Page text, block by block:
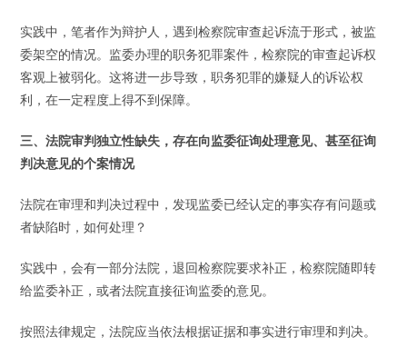
实践中，笔者作为辩护人，遇到检察院审查起诉流于形式，被监
委架空的情况。监委办理的职务犯罪案件，检察院的审查起诉权
客观上被弱化。这将进一步导致，职务犯罪的嫌疑人的诉讼权
利，在一定程度上得不到保障。
三、法院审判独立性缺失，存在向监委征询处理意见、甚至征询
判决意见的个案情况
法院在审理和判决过程中，发现监委已经认定的事实存有问题或
者缺陷时，如何处理？
实践中，会有一部分法院，退回检察院要求补正，检察院随即转
给监委补正，或者法院直接征询监委的意见。
按照法律规定，法院应当依法根据证据和事实进行审理和判决。